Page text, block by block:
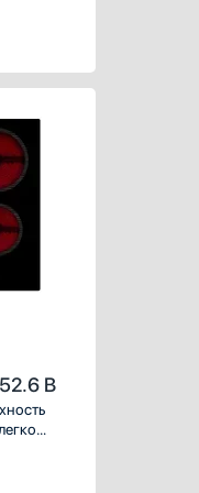
Габариты (ВхШхГ), см:
Панель конфорок:
Общее количество
4
B